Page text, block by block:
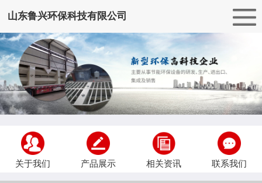
山东鲁兴环保科技有限公司
关于我们 产品展示 相关资讯 联系我们